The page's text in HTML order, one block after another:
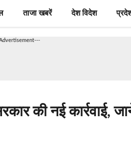
ताजा खबरें देश विदेश
की नई कार्रवाई,